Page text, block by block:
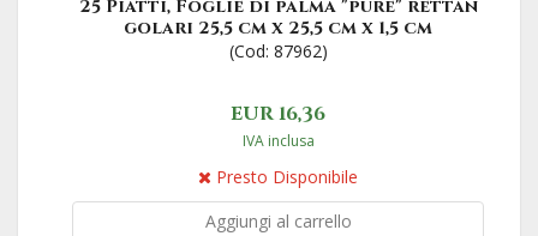
25 Piatti, Foglie di palma "pure" rettan
golari 25,5 cm x 25,5 cm x 1,5 cm
(Cod: 87962)
EUR 16,36
IVA inclusa
Presto Disponibile
Aggiungi al carrello